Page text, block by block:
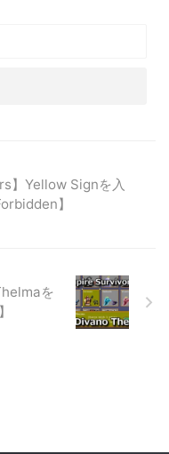
】Yellow Signを入
】
を